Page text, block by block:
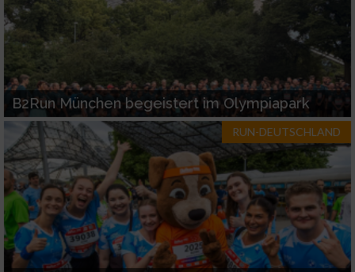
B2Run München begeistert im Olympiapark
RUN-DEUTSCHLAND